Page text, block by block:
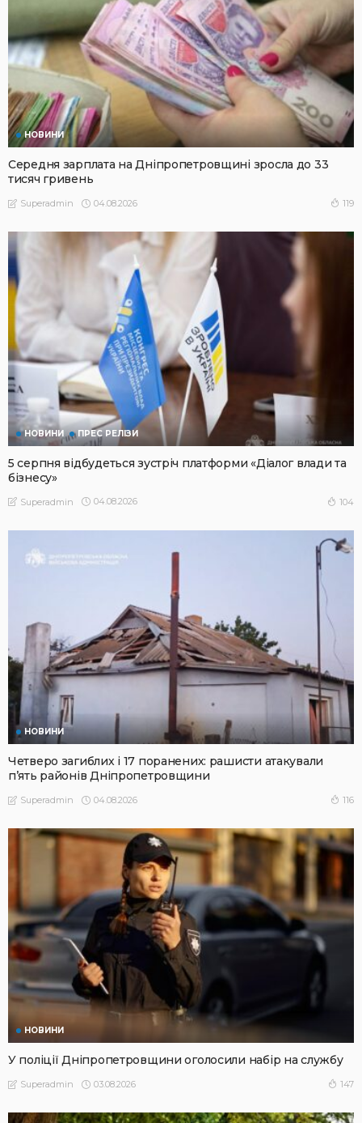
НОВИНИ
Середня зарплата на Дніпропетровщині зросла до 33
тисяч гривень
Superadmin 04.08.2026 119
НОВИНИ ПРЕС РЕЛІЗИ
5 серпня відбудеться зустріч платформи «Діалог влади та
бізнесу»
Superadmin 04.08.2026 104
НОВИНИ
Четверо загиблих і 17 поранених: рашисти атакували
п’ять районів Дніпропетровщини
Superadmin 04.08.2026 116
НОВИНИ
У поліції Дніпропетровщини оголосили набір на службу
Superadmin 03.08.2026 147